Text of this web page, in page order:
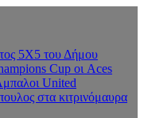
5Χ5 του Δήμου
Cup οι Aces
United
στα κιτρινόμαυρα